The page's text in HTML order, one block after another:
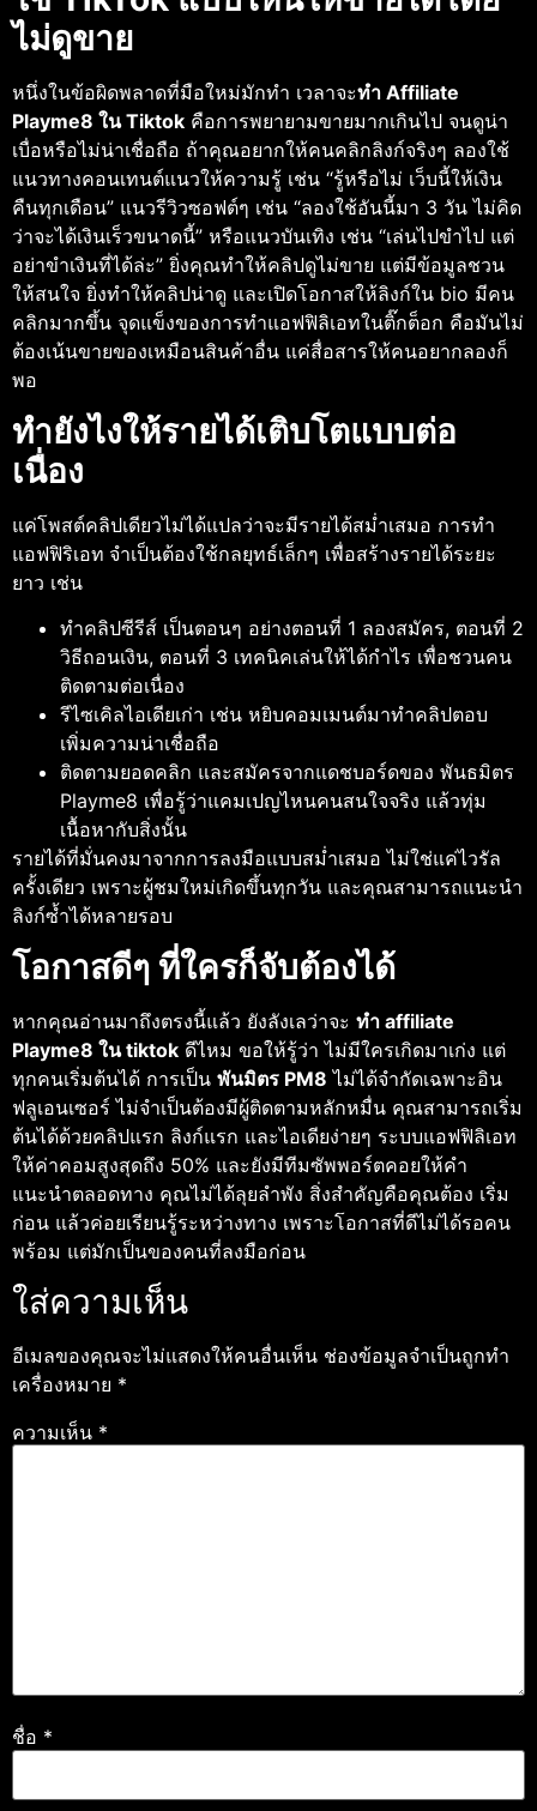
ไม่ดูขาย
หนึ่งในข้อผิดพลาดที่มือใหม่มักทำ เวลาจะทํา Affiliate
Playme8 ใน Tiktok คือการพยายามขายมากเกินไป จนดูน่า
เบื่อหรือไม่น่าเชื่อถือ ถ้าคุณอยากให้คนคลิกลิงก์จริงๆ ลองใช้
แนวทางคอนเทนต์แนวให้ความรู้ เช่น “รู้หรือไม่ เว็บนี้ให้เงิน
คืนทุกเดือน” แนวรีวิวซอฟต์ๆ เช่น “ลองใช้อันนี้มา 3 วัน ไม่คิด
ว่าจะได้เงินเร็วขนาดนี้” หรือแนวบันเทิง เช่น “เล่นไปขำไป แต่
อย่าขำเงินที่ได้ล่ะ” ยิ่งคุณทำให้คลิปดูไม่ขาย แต่มีข้อมูลชวน
ให้สนใจ ยิ่งทำให้คลิปน่าดู และเปิดโอกาสให้ลิงก์ใน bio มีคน
คลิกมากขึ้น จุดแข็งของการทําแอฟฟิลิเอทในติ๊กต็อก คือมันไม่
ต้องเน้นขายของเหมือนสินค้าอื่น แค่สื่อสารให้คนอยากลองก็
พอ
ทำยังไงให้รายได้เติบโตแบบต่อ
เนื่อง
แค่โพสต์คลิปเดียวไม่ได้แปลว่าจะมีรายได้สม่ำเสมอ การทํา
แอฟฟิริเอท จำเป็นต้องใช้กลยุทธ์เล็กๆ เพื่อสร้างรายได้ระยะ
ยาว เช่น
ทำคลิปซีรีส์ เป็นตอนๆ อย่างตอนที่ 1 ลองสมัคร, ตอนที่ 2
วิธีถอนเงิน, ตอนที่ 3 เทคนิคเล่นให้ได้กำไร เพื่อชวนคน
ติดตามต่อเนื่อง
รีไซเคิลไอเดียเก่า เช่น หยิบคอมเมนต์มาทำคลิปตอบ
เพิ่มความน่าเชื่อถือ
ติดตามยอดคลิก และสมัครจากแดชบอร์ดของ พันธมิตร
Playme8 เพื่อรู้ว่าแคมเปญไหนคนสนใจจริง แล้วทุ่ม
เนื้อหากับสิ่งนั้น
รายได้ที่มั่นคงมาจากการลงมือแบบสม่ำเสมอ ไม่ใช่แค่ไวรัล
ครั้งเดียว เพราะผู้ชมใหม่เกิดขึ้นทุกวัน และคุณสามารถแนะนำ
ลิงก์ซ้ำได้หลายรอบ
โอกาสดีๆ ที่ใครก็จับต้องได้
หากคุณอ่านมาถึงตรงนี้แล้ว ยังลังเลว่าจะ ทํา affiliate
Playme8 ใน tiktok ดีไหม ขอให้รู้ว่า ไม่มีใครเกิดมาเก่ง แต่
ทุกคนเริ่มต้นได้ การเป็น พันมิตร PM8 ไม่ได้จำกัดเฉพาะอิน
ฟลูเอนเซอร์ ไม่จำเป็นต้องมีผู้ติดตามหลักหมื่น คุณสามารถเริ่ม
ต้นได้ด้วยคลิปแรก ลิงก์แรก และไอเดียง่ายๆ ระบบแอฟฟิลิเอท
ให้ค่าคอมสูงสุดถึง 50% และยังมีทีมซัพพอร์ตคอยให้คำ
แนะนำตลอดทาง คุณไม่ได้ลุยลำพัง สิ่งสำคัญคือคุณต้อง เริ่ม
ก่อน แล้วค่อยเรียนรู้ระหว่างทาง เพราะโอกาสที่ดีไม่ได้รอคน
พร้อม แต่มักเป็นของคนที่ลงมือก่อน
ใส่ความเห็น
อีเมลของคุณจะไม่แสดงให้คนอื่นเห็น ช่องข้อมูลจำเป็นถูกทำ
เครื่องหมาย *
ความเห็น *
ชื่อ *